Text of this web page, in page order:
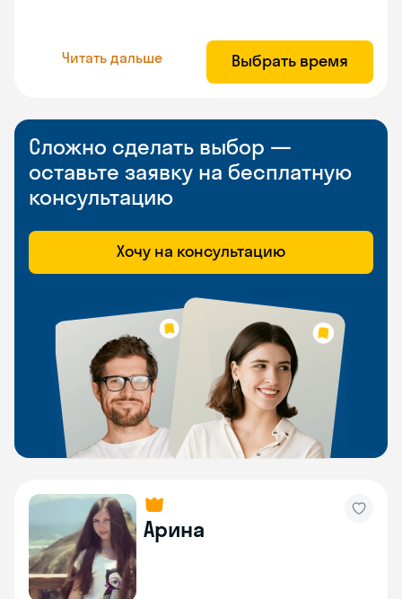
Читать дальше Выбрать время
Сложно сделать выбор —
оставьте заявку на бесплатную
консультацию
Хочу на консультацию
Арина